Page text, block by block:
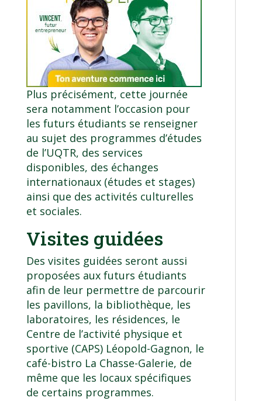
Plus précisément, cette journée
sera notamment l’occasion pour
les futurs étudiants se renseigner
au sujet des programmes d’études
de l’UQTR, des services
disponibles, des échanges
internationaux (études et stages)
ainsi que des activités culturelles
et sociales.
Visites guidées
Des visites guidées seront aussi
proposées aux futurs étudiants
afin de leur permettre de parcourir
les pavillons, la bibliothèque, les
laboratoires, les résidences, le
Centre de l’activité physique et
sportive (CAPS) Léopold-Gagnon, le
café-bistro La Chasse-Galerie, de
même que les locaux spécifiques
de certains programmes.